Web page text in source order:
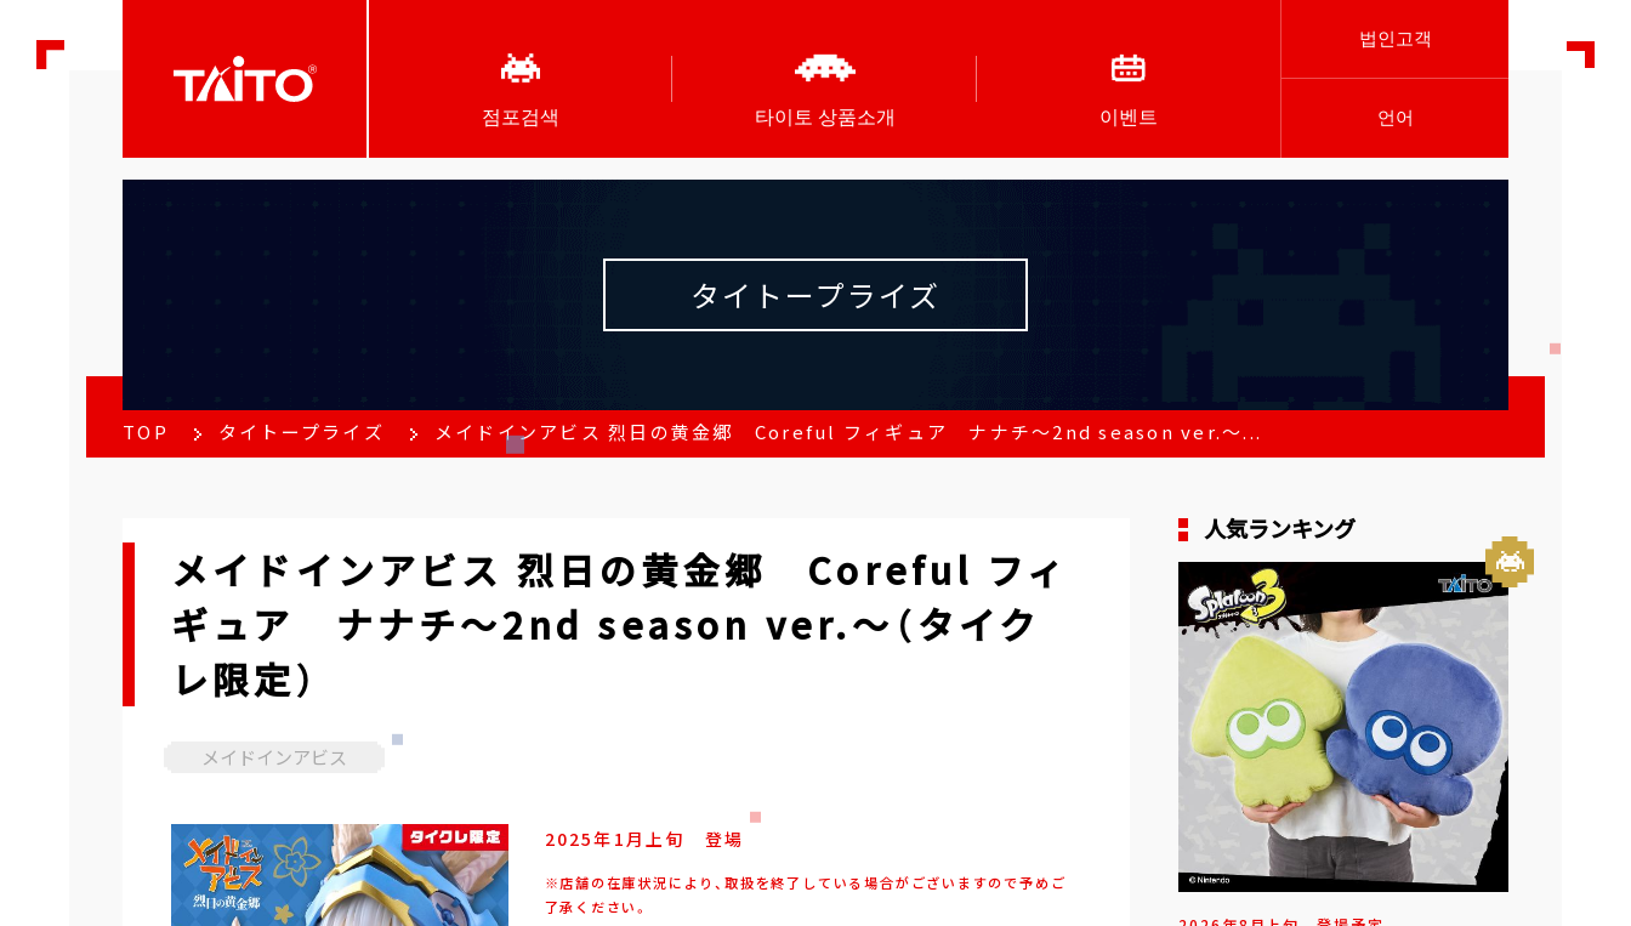
점포검색 타이토 상품소개 이벤트
법인고객
언어
タイトープライズ
TOP タイトープライズ メイドインアビス 烈日の黄金郷 Coreful フィギュア ナナチ～2nd season ver.～...
メイドインアビス 烈日の黄金郷 Coreful フィ
ギュア ナナチ～2nd season ver.～（タイク
レ限定）
メイドインアビス
2025年 1月上旬 登場
※店舗の在庫状況により、取扱を終了している場合がございますので予めご
了承ください。
人気ランキング